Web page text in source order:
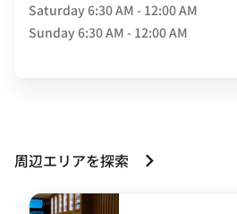
Saturday6:30 AM - 12:00 AM
Sunday6:30 AM - 12:00 AM
周辺エリアを探索